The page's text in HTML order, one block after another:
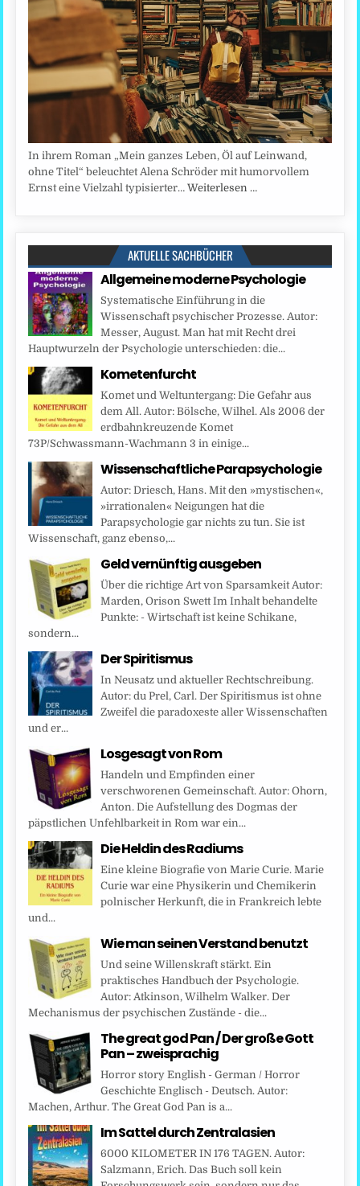
In ihrem Roman „Mein ganzes Leben, Öl auf Leinwand,
ohne Titel“ beleuchtet Alena Schröder mit humorvollem
Ernst eine Vielzahl typisierter…Weiterlesen …
AKTUELLE SACHBÜCHER
Allgemeine moderne Psychologie
Systematische Einführung in die
Wissenschaft psychischer Prozesse. Autor:
Messer, August. Man hat mit Recht drei
Hauptwurzeln der Psychologie unterschieden: die...
Kometenfurcht
Komet und Weltuntergang: Die Gefahr aus
dem All. Autor: Bölsche, Wilhel. Als 2006 der
erdbahnkreuzende Komet
73P/Schwassmann-Wachmann 3 in einige...
Wissenschaftliche Parapsychologie
Autor: Driesch, Hans. Mit den »mystischen«,
»irrationalen« Neigungen hat die
Parapsychologie gar nichts zu tun. Sie ist
Wissenschaft, ganz ebenso,...
Geld vernünftig ausgeben
Über die richtige Art von Sparsamkeit Autor:
Marden, Orison Swett Im Inhalt behandelte
Punkte: - Wirtschaft ist keine Schikane,
sondern...
Der Spiritismus
In Neusatz und aktueller Rechtschreibung.
Autor: du Prel, Carl. Der Spiritismus ist ohne
Zweifel die paradoxeste aller Wissenschaften
und er...
Losgesagt von Rom
Handeln und Empfinden einer
verschworenen Gemeinschaft. Autor: Ohorn,
Anton. Die Aufstellung des Dogmas der
päpstlichen Unfehlbarkeit in Rom war ein...
Die Heldin des Radiums
Eine kleine Biografie von Marie Curie. Marie
Curie war eine Physikerin und Chemikerin
polnischer Herkunft, die in Frankreich lebte
und...
Wie man seinen Verstand benutzt
Und seine Willenskraft stärkt. Ein
praktisches Handbuch der Psychologie.
Autor: Atkinson, Wilhelm Walker. Der
Mechanismus der psychischen Zustände - die...
The great god Pan / Der große Gott
Pan – zweisprachig
Horror story English - German / Horror
Geschichte Englisch - Deutsch. Autor:
Machen, Arthur. The Great God Pan is a...
Im Sattel durch Zentralasien
6000 KILOMETER IN 176 TAGEN. Autor:
Salzmann, Erich. Das Buch soll kein